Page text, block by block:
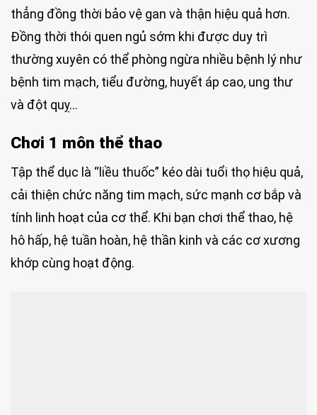
thẳng đồng thời bảo vệ gan và thận hiệu quả hơn.
Đồng thời thói quen ngủ sớm khi được duy trì
thường xuyên có thể phòng ngừa nhiều bệnh lý như
bệnh tim mạch, tiểu đường, huyết áp cao, ung thư
và đột quỵ…
Chơi 1 môn thể thao
Tập thể dục là “liều thuốc” kéo dài tuổi thọ hiệu quả,
cải thiện chức năng tim mạch, sức mạnh cơ bắp và
tính linh hoạt của cơ thể. Khi bạn chơi thể thao, hệ
hô hấp, hệ tuần hoàn, hệ thần kinh và các cơ xương
khớp cùng hoạt động.